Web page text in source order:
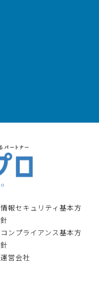
情報セキュリティ基本方
針
コンプライアンス基本方
針
運営会社